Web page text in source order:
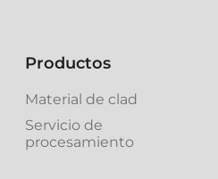
Productos
Material de clad
Servicio de
procesamiento